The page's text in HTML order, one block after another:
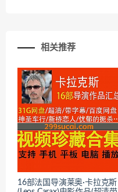
相关推荐
16部法国导演莱奥·卡拉克斯